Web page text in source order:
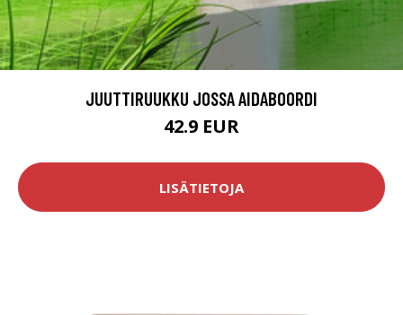
JUUTTIRUUKKU JOSSA AIDABOORDI
42.9 EUR
LISÄTIETOJA